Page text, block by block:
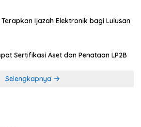
Ijazah Elektronik bagi Lulusan
Sertifikasi Aset dan Penataan LP2B
Selengkapnya